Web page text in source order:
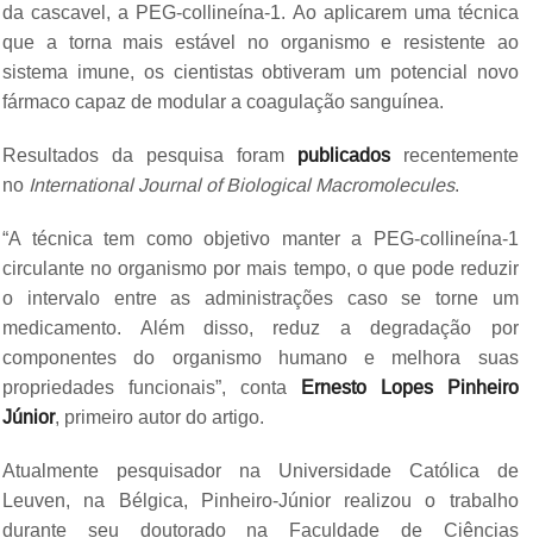
da cascavel, a PEG-collineína-1. Ao aplicarem uma técnica
que a torna mais estável no organismo e resistente ao
sistema imune, os cientistas obtiveram um potencial novo
fármaco capaz de modular a coagulação sanguínea.
Resultados da pesquisa foram publicadosrecentemente
no International Journal of Biological Macromolecules.
“A técnica tem como objetivo manter a PEG-collineína-1
circulante no organismo por mais tempo, o que pode reduzir
o intervalo entre as administrações caso se torne um
medicamento. Além disso, reduz a degradação por
componentes do organismo humano e melhora suas
propriedades funcionais”, conta
Ernesto Lopes Pinheiro
Júnior, primeiro autor do artigo.
Atualmente pesquisador na Universidade Católica de
Leuven, na Bélgica, Pinheiro-Júnior realizou o trabalho
durante seu doutorado na Faculdade de Ciências